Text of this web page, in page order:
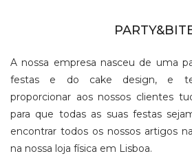
A nossa empresa nasceu de uma
festas e do cake design, e
proporcionar aos nossos clientes
para que todas as suas festas
encontrar todos os nossos artigos
na nossa loja física em Lisboa.